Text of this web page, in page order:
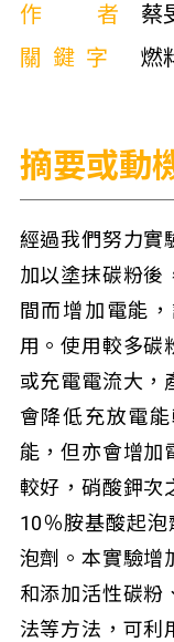
作者
蔡
關鍵字
燃
摘要或動
經過我們努力實
加以塗抹碳粉後
間而增加電能
用。使用較多碳
或充電電流大，
會降低充放電
能，但亦會增加
較好，硝酸鉀次
10％胺基酸起泡
泡劑。本實驗增
和添加活性碳粉
法等方法，可利